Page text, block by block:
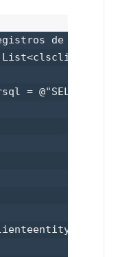
de la
= @"SELECT